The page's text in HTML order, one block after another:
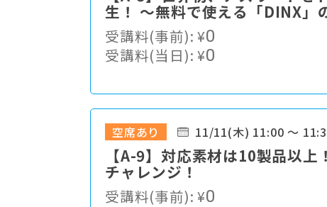
生！ ～無料で使える「DINX」
受講料(事前):¥0
受講料(当日):¥0
空席あり 11/11(木) 11:00 ～
【A-9】対応素材は10製品以
チャレンジ！
受講料(事前):¥0